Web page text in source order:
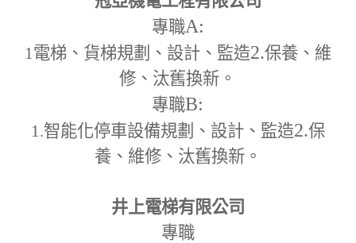
專職A:
1電梯、貨梯規劃、設計、監造2.保養、維
修、汰舊換新。
專職B:
1.智能化停車設備規劃、設計、監造2.保
養、維修、汰舊換新。
井上電梯有限公司
專職